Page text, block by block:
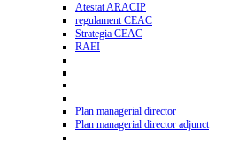
Atestat ARACIP
regulament CEAC
Strategia CEAC
RAEI
Plan managerial director
Plan managerial director adjunct